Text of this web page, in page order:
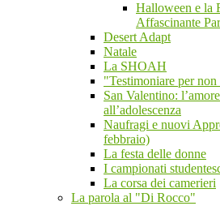
Halloween e la
Affascinante
Desert Adapt
Natale
La SHOAH
"Testimoniare per
San Valentino:
all’adolescenza
Naufragi e nuovi
febbraio)
La festa delle donne
I campionati
La corsa dei camerieri
La parola al "Di Rocco"